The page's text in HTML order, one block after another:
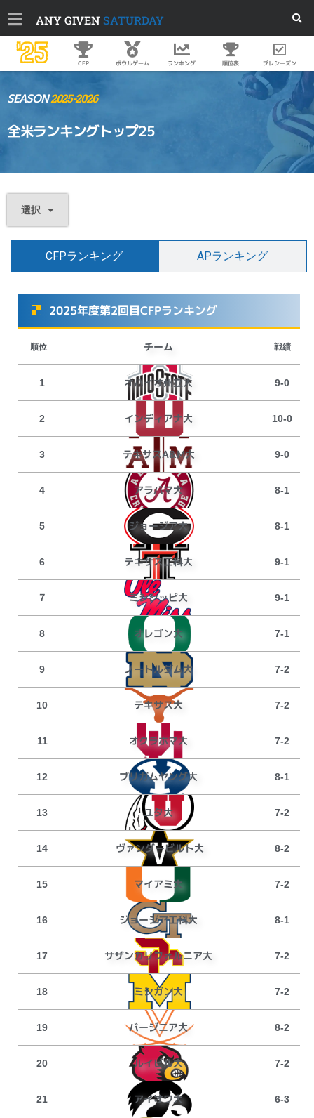
ANY GIVEN SATURDAY
'25 CFP ボウルゲーム ランキング 順位表 プレシーズン
SEASON2025-2026
全米ランキングトップ25
選択
CFPランキング APランキング
2025年度第2回目CFPランキング
順位 チーム 戦績
1 オハイオ州立大 9-0
2 インディアナ大 10-0
3 テキサスA&M大 9-0
4 アラバマ大 8-1
5 ジョージア大 8-1
6 テキサス工科大 9-1
７ ミシシッピ大 9-1
8 オレゴン大 7-1
9 ノートルダム大 7-2
10 テキサス大 7-2
11 オクラホマ大 7-2
12 ブリガムヤング大 8-1
13 ユタ大 7-2
14 ヴァンダービルト大 8-2
15 マイアミ大 7-2
16 ジョージア工科大 8-1
17 サザンカリフォルニア大 7-2
18 ミシガン大 7-2
19 バージニア大 8-2
20 ルイビル大 7-2
21 アイオワ大 6-3